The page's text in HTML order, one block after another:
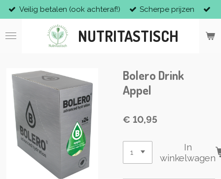
Ga
direct
naar
NUTRITASTISCH
Veilig betalen (ook achteraf!) Scherpe prijzen
Bolero Drink
Appel
€ 10,95
In
winkelwagen